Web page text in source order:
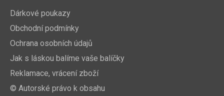
Dárkové poukazy
Obchodní podmínky
Ochrana osobních údajů
Jak s láskou balíme vaše balíčky
Reklamace, vrácení zboží
© Autorské právo k obsahu